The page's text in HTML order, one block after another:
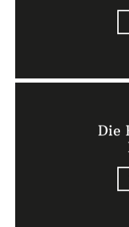
Die